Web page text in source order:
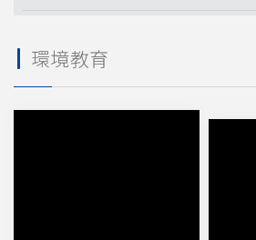
レストラン
小売店
飲食店 物流
環境教育